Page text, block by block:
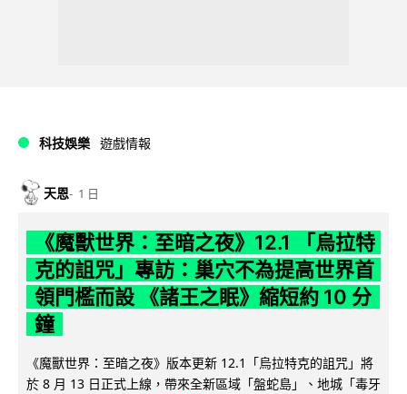
科技娛樂 遊戲情報
天恩 1 日
《魔獸世界：至暗之夜》12.1 「烏拉特
克的詛咒」專訪：巢穴不為提高世界首
領門檻而設 《諸王之眠》縮短約 10 分
鐘
《魔獸世界：至暗之夜》版本更新 12.1「烏拉特克的詛咒」將
於 8 月 13 日正式上線，帶來全新區域「盤蛇島」、地城「毒牙